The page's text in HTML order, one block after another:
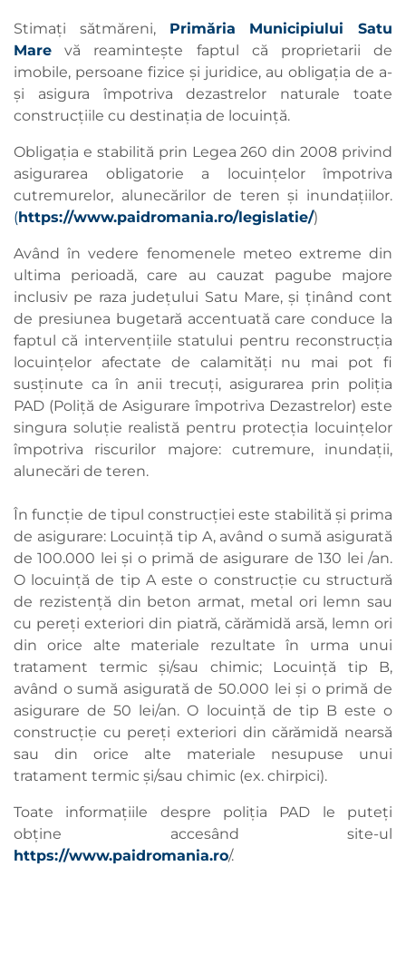
Stimați sătmăreni, Primăria Municipiului Satu
Mare vă reamintește faptul că proprietarii de
imobile, persoane fizice și juridice, au obligația de a-
și asigura împotriva dezastrelor naturale toate
construcțiile cu destinația de locuință.
Obligația e stabilită prin Legea 260 din 2008 privind
asigurarea obligatorie a locuințelor împotriva
cutremurelor, alunecărilor de teren şi inundațiilor.
(https://www.paidromania.ro/legislatie/)
Având în vedere fenomenele meteo extreme din
ultima perioadă, care au cauzat pagube majore
inclusiv pe raza județului Satu Mare, și ținând cont
de presiunea bugetară accentuată care conduce la
faptul că intervențiile statului pentru reconstrucția
locuințelor afectate de calamități nu mai pot fi
susținute ca în anii trecuți, asigurarea prin poliția
PAD (Poliță de Asigurare împotriva Dezastrelor) este
singura soluție realistă pentru protecția locuințelor
împotriva riscurilor majore: cutremure, inundații,
alunecări de teren.
În funcție de tipul construcției este stabilită și prima
de asigurare: Locuință tip A, având o sumă asigurată
de 100.000 lei și o primă de asigurare de 130 lei /an.
O locuință de tip A este o construcție cu structură
de rezistență din beton armat, metal ori lemn sau
cu pereți exteriori din piatră, cărămidă arsă, lemn ori
din orice alte materiale rezultate în urma unui
tratament termic și/sau chimic; Locuință tip B,
având o sumă asigurată de 50.000 lei și o primă de
asigurare de 50 lei/an. O locuință de tip B este o
construcție cu pereți exteriori din cărămidă nearsă
sau din orice alte materiale nesupuse unui
tratament termic și/sau chimic (ex. chirpici).
Toate informațiile despre poliția PAD le puteți
obține accesând site-ul
https://www.paidromania.ro/.